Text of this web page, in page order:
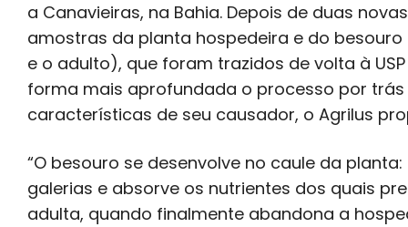
a Canavieiras, na Bahia. Depois de duas
amostras da planta hospedeira e do
e o adulto), que foram trazidos de volta à
forma mais aprofundada o processo por
características de seu causador, o Agrilus
“O besouro se desenvolve no caule da
galerias e absorve os nutrientes dos quais
adulta, quando finalmente abandona a